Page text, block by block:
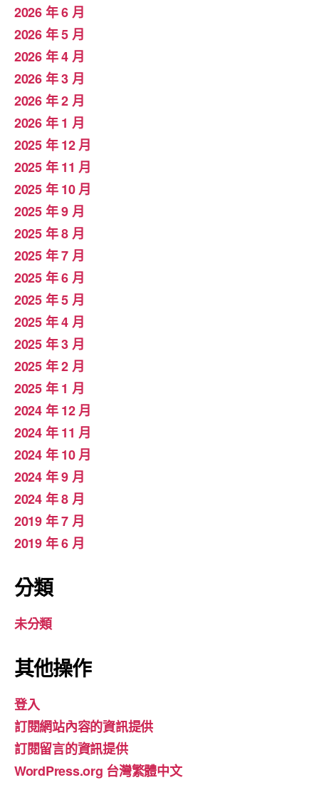
2026 年 6 月
2026 年 5 月
2026 年 4 月
2026 年 3 月
2026 年 2 月
2026 年 1 月
2025 年 12 月
2025 年 11 月
2025 年 10 月
2025 年 9 月
2025 年 8 月
2025 年 7 月
2025 年 6 月
2025 年 5 月
2025 年 4 月
2025 年 3 月
2025 年 2 月
2025 年 1 月
2024 年 12 月
2024 年 11 月
2024 年 10 月
2024 年 9 月
2024 年 8 月
2019 年 7 月
2019 年 6 月
分類
未分類
其他操作
登入
訂閱網站內容的資訊提供
訂閱留言的資訊提供
WordPress.org 台灣繁體中文